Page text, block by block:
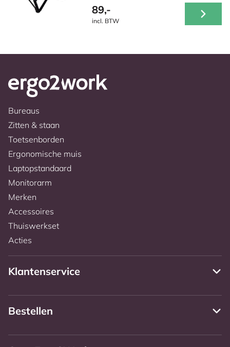
89,-
incl. BTW
Bureaus
Zitten & staan
Toetsenborden
Ergonomische muis
Laptopstandaard
Monitorarm
Merken
Accessoires
Thuiswerkset
Acties
Klantenservice
Bestellen